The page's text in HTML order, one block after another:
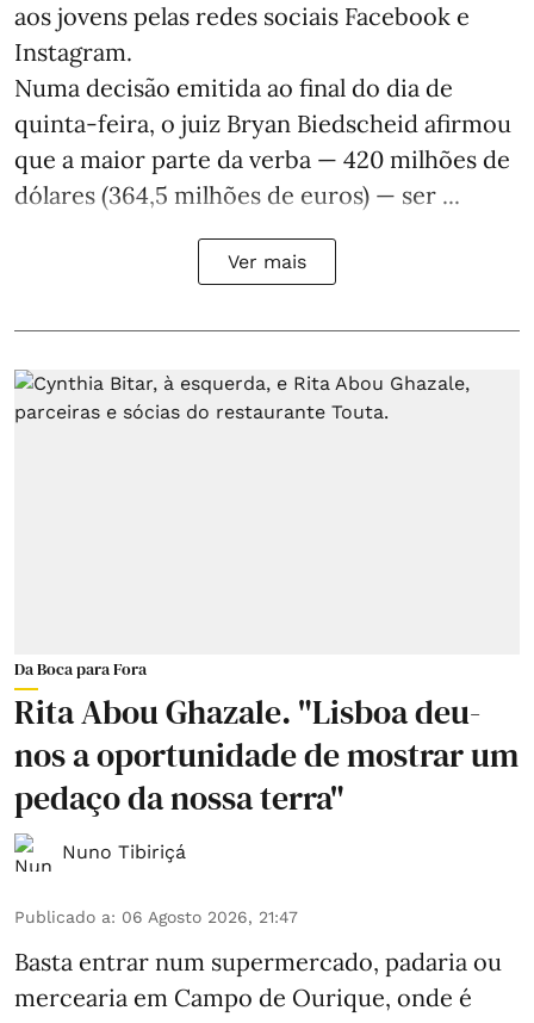
aos jovens pelas redes sociais Facebook e
Instagram.
Numa decisão emitida ao final do dia de
quinta-feira, o juiz Bryan Biedscheid afirmou
que a maior parte da verba — 420 milhões de
dólares (364,5 milhões de euros) — ser ...
Ver mais
Da Boca para Fora
Rita Abou Ghazale. "Lisboa deu-
nos a oportunidade de mostrar um
pedaço da nossa terra"
Nuno Tibiriçá
Publicado a: 06 Agosto 2026, 21:47
Basta entrar num supermercado, padaria ou
mercearia em Campo de Ourique, onde é